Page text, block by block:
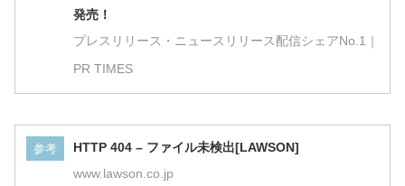
発売！
プレスリリース・ニュースリリース配信シェアNo.1｜
PR TIMES
参考 HTTP 404 – ファイル未検出[LAWSON]
www.lawson.co.jp